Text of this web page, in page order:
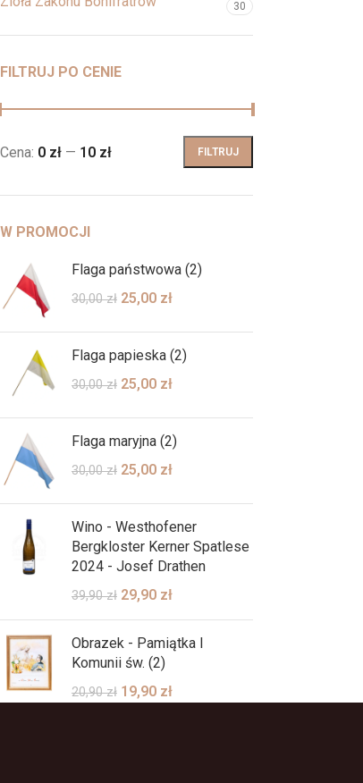
30
FILTRUJ PO CENIE
FILTRUJ
Cena: 0 zł — 10 zł
W PROMOCJI
Flaga państwowa (2)
30,00zł 25,00 zł
Flaga papieska (2)
30,00zł 25,00 zł
Flaga maryjna (2)
30,00zł 25,00 zł
Wino - Westhofener
Bergkloster Kerner Spatlese
2024 - Josef Drathen
39,90zł 29,90 zł
Obrazek - Pamiątka I
Komunii św. (2)
20,90zł 19,90 zł